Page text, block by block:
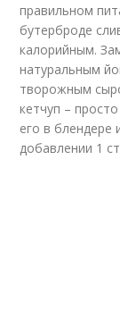
правильном
бутерброде
калорийным.
натуральным
творожным
кетчуп –
его в блендере
добавлении 1